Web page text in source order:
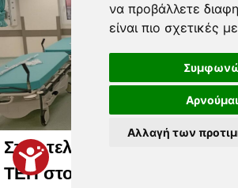
να προβάλλετε
είναι πιο σχετικές
Αρνούμαι
Αλλαγή των
Στην τελική ευθεία η
ΤΕΠ στο Γενικό Νοσοκομείο